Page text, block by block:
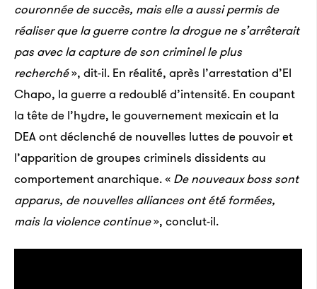
couronnée de succès, mais elle a aussi permis de
réaliser que la guerre contre la drogue ne s’arrêterait
pas avec la capture de son criminel le plus
recherché», dit-il. En réalité, après l’arrestation d’El
Chapo, la guerre a redoublé d’intensité. En coupant
la tête de l’hydre, le gouvernement mexicain et la
DEA ont déclenché de nouvelles luttes de pouvoir et
l’apparition de groupes criminels dissidents au
comportement anarchique. « De nouveaux boss sont
apparus, de nouvelles alliances ont été formées,
mais la violence continue», conclut-il.